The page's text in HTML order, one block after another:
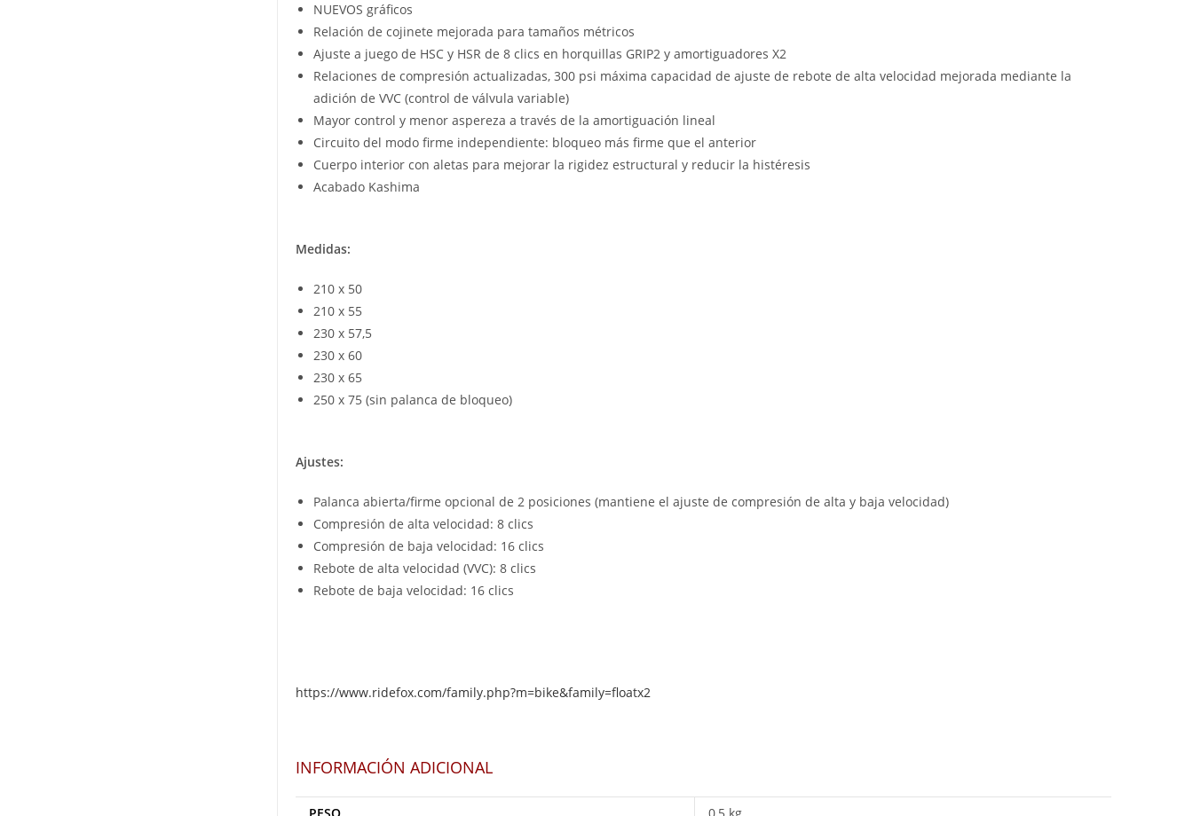
NUEVOS gráficos
Relación de cojinete mejorada para tamaños métricos
Ajuste a juego de HSC y HSR de 8 clics en horquillas GRIP2 y amortiguadores X2
Relaciones de compresión actualizadas, 300 psi máxima capacidad de ajuste de rebote de alta velocidad mejorada mediante la
adición de VVC (control de válvula variable)
Mayor control y menor aspereza a través de la amortiguación lineal
Circuito del modo firme independiente: bloqueo más firme que el anterior
Cuerpo interior con aletas para mejorar la rigidez estructural y reducir la histéresis
Acabado Kashima
Medidas:
210 x 50
210 x 55
230 x 57,5
230 x 60
230 x 65
250 x 75 (sin palanca de bloqueo)
Ajustes:
Palanca abierta/firme opcional de 2 posiciones (mantiene el ajuste de compresión de alta y baja velocidad)
Compresión de alta velocidad: 8 clics
Compresión de baja velocidad: 16 clics
Rebote de alta velocidad (VVC): 8 clics
Rebote de baja velocidad: 16 clics
https://www.ridefox.com/family.php?m=bike&family=floatx2
INFORMACIÓN ADICIONAL